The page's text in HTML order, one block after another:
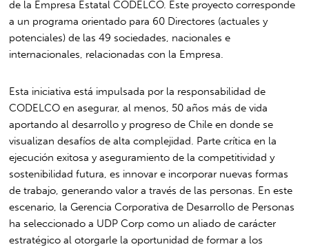
de la Empresa Estatal CODELCO. Este proyecto corresponde
a un programa orientado para 60 Directores (actuales y
potenciales) de las 49 sociedades, nacionales e
internacionales, relacionadas con la Empresa.
Esta iniciativa está impulsada por la responsabilidad de
CODELCO en asegurar, al menos, 50 años más de vida
aportando al desarrollo y progreso de Chile en donde se
visualizan desafíos de alta complejidad. Parte crítica en la
ejecución exitosa y aseguramiento de la competitividad y
sostenibilidad futura, es innovar e incorporar nuevas formas
de trabajo, generando valor a través de las personas. En este
escenario, la Gerencia Corporativa de Desarrollo de Personas
ha seleccionado a UDP Corp como un aliado de carácter
estratégico al otorgarle la oportunidad de formar a los